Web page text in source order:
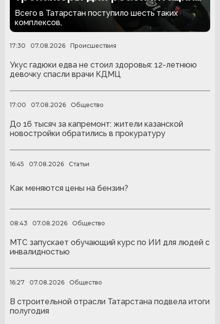
людей с ампутациями
Всего в Татарстан поступило шесть таких
комплексов,
17:30 07.08.2026 Происшествия
Укус гадюки едва не стоил здоровья: 12-летнюю
девочку спасли врачи КДМЦ
17:00 07.08.2026 Общество
До 16 тысяч за капремонт: жители казанской
новостройки обратились в прокуратуру
16:45 07.08.2026 Статьи
Как меняются цены на бензин?
08:43 07.08.2026 Общество
МТС запускает обучающий курс по ИИ для людей с
инвалидностью
16:27 07.08.2026 Общество
В строительной отрасли Татарстана подвела итоги
полугодия